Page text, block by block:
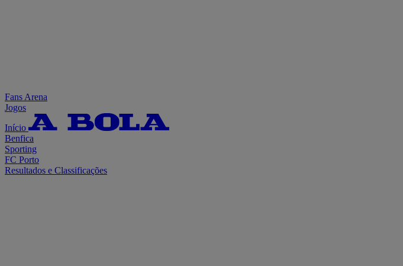
Fans Arena
Jogos
Início
Benfica
Sporting
FC Porto
Resultados e Classificações